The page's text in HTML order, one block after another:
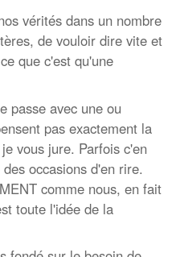
vérités dans un nombre
de vouloir dire vite et
que c'est qu'une
passe avec une ou
pas exactement la
vous jure. Parfois c'en
occasions d'en rire.
comme nous, en fait
toute l'idée de la